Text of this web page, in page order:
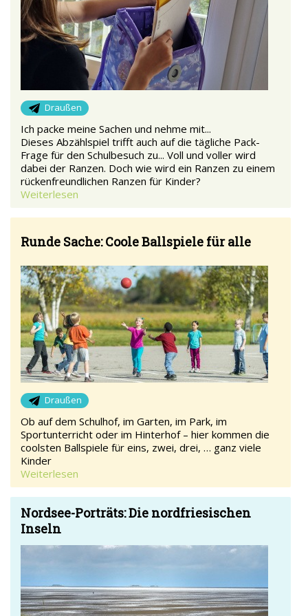
Draußen
Ich packe meine Sachen und nehme mit...
Dieses Abzählspiel trifft auch auf die tägliche Pack-
Frage für den Schulbesuch zu... Voll und voller wird
dabei der Ranzen. Doch wie wird ein Ranzen zu einem
rückenfreundlichen Ranzen für Kinder?
Weiterlesen
Runde Sache: Coole Ballspiele für alle
Draußen
Ob auf dem Schulhof, im Garten, im Park, im
Sportunterricht oder im Hinterhof – hier kommen die
coolsten Ballspiele für eins, zwei, drei, … ganz viele
Kinder
Weiterlesen
Nordsee-Porträts: Die nordfriesischen
Inseln